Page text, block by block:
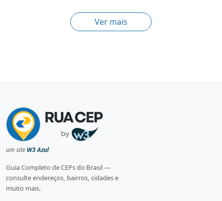
Ver mais
um site W3 Azul
Guia Completo de CEPs do Brasil —
consulte endereços, bairros, cidades e
muito mais.